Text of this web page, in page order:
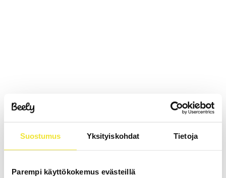
Suostumus Yksityiskohdat Tietoja
Parempi käyttökokemus evästeillä